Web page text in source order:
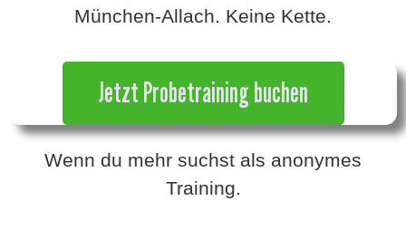
München-Allach. Keine Kette.
Jetzt Probetraining buchen
Wenn du mehr suchst als anonymes
Training.